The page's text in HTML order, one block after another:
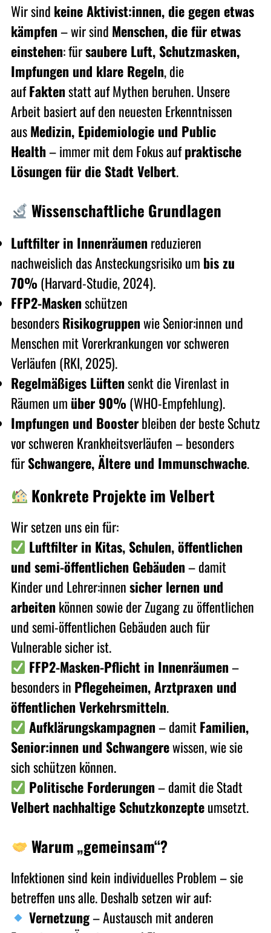
Wir sind keine Aktivist:innen, die gegen etwas
kämpfen– wir sind Menschen, die für etwas
einstehen: fürsaubere Luft, Schutzmasken,
Impfungen und klare Regeln, die
aufFaktenstatt auf Mythen beruhen. Unsere
Arbeit basiert auf den neuesten Erkenntnissen
ausMedizin, Epidemiologie und Public
Health– immer mit dem Fokus aufpraktische
Lösungen für die StadtVelbert.
Wissenschaftliche Grundlagen
Luftfilter in Innenräumenreduzieren
nachweislich das Ansteckungsrisiko um bis zu
70%(Harvard-Studie, 2024).
FFP2-Maskenschützen
besondersRisikogruppenwie Senior:innen und
Menschen mit Vorerkrankungen vor schweren
Verläufen (RKI, 2025).
Regelmäßiges Lüftensenkt die Virenlast in
Räumen um über 90%(WHO-Empfehlung).
Impfungen und Boosterbleiben der beste Schutz
vor schweren Krankheitsverläufen – besonders
fürSchwangere, Ältere und Immunschwache.
Konkrete Projekte imVelbert
Wir setzen uns ein für:
Luftfilter in Kitas, Schulen, öffentlichen
und semi-öffentlichen Gebäuden– damit
Kinder und Lehrer:innensicher lernen und
arbeitenkönnen sowie der Zugang zu öffentlichen
und semi-öffentlichen Gebäuden auch für
Vulnerable sicher ist.
FFP2-Masken-Pflicht in Innenräumen–
besonders in Pflegeheimen, Arztpraxen und
öffentlichen Verkehrsmitteln.
Aufklärungskampagnen– damitFamilien,
Senior:innen und Schwangerewissen, wie sie
sich schützen können.
Politische Forderungen– damit die Stadt
Velbertnachhaltige Schutzkonzepteumsetzt.
Warum „gemeinsam“?
Infektionen sind kein individuelles Problem – sie
betreffen uns alle. Deshalb setzen wir auf:
Vernetzung– Austausch mit anderen